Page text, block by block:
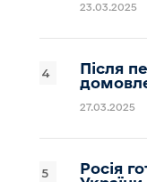
23.03.2025
Після
27.03.2025
Росія